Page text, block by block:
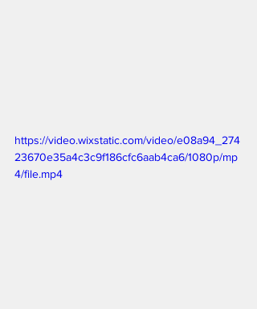
https://video.wixstatic.com/video/e08a94_274
23670e35a4c3c9f186cfc6aab4ca6/1080p/mp
4/file.mp4